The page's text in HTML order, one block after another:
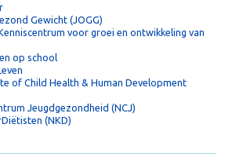
preterm geboren zuigelingen
Gewicht (JOGG)
voor groei en ontwikkeling van
op school
of Child Health & Human Development
Jeugdgezondheid (NCJ)